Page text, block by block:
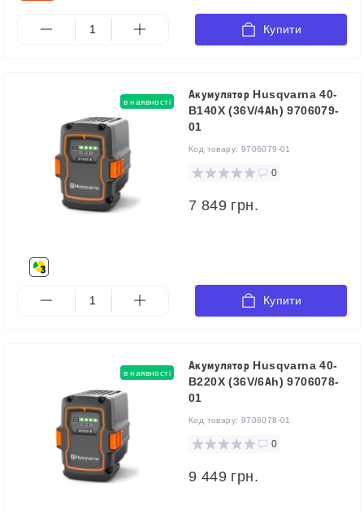
Купити
в наявності
Акумулятор Husqvarna 40-
B140X (36V/4Аh) 9706079-
01
Код товару: 9706079-01
0
7 849 грн.
Купити
в наявності
Акумулятор Husqvarna 40-
B220X (36V/6Аh) 9706078-
01
Код товару: 9706078-01
0
9 449 грн.